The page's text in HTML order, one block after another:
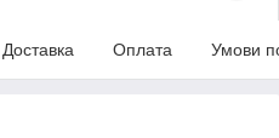
Доставка Оплата Умови